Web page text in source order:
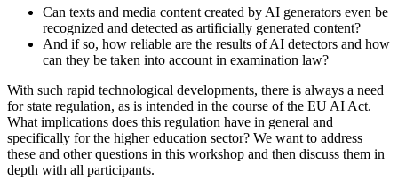
Can texts and media content created by AI generators even be
recognized and detected as artificially generated content?
And if so, how reliable are the results of AI detectors and how
can they be taken into account in examination law?
With such rapid technological developments, there is always a need
for state regulation, as is intended in the course of the EU AI Act.
What implications does this regulation have in general and
specifically for the higher education sector? We want to address
these and other questions in this workshop and then discuss them in
depth with all participants.